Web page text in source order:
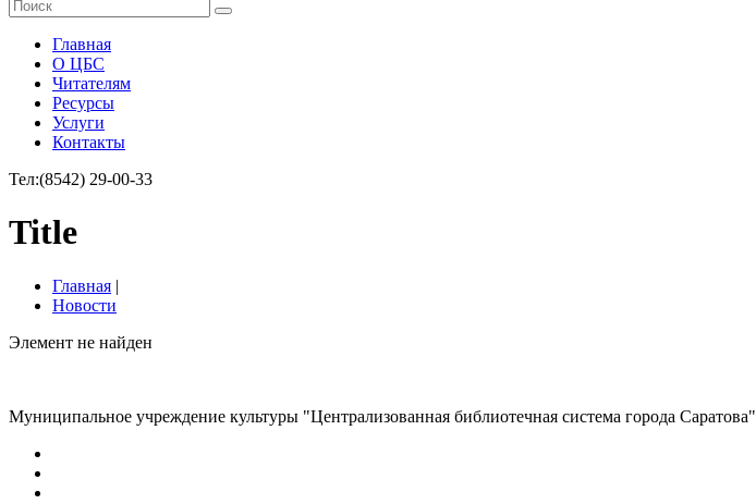
Главная
О ЦБС
Читателям
Ресурсы
Услуги
Контакты
Тел:(8542) 29-00-33
Title
Главная |
Новости
Элемент не найден
Муниципальное учреждение культуры "Централизованная библиотечная система города Саратова"